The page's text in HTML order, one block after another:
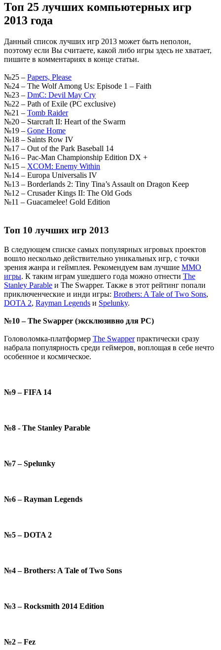
Топ 25 лучших компьютерных игр
2013 года
Данный список лучших игр 2013 может быть неполон,
поэтому если Вы считаете, какой либо игры здесь не хватает,
пишите в комментариях в конце статьи.
№25 – Papers, Please
№24 – The Wolf Among Us: Episode 1 – Faith
№23 – DmC: Devil May Cry
№22 – Path of Exile (PC exclusive)
№21 – Tomb Raider
№20 – Starcraft II: Heart of the Swarm
№19 – Gone Home
№18 – Saints Row IV
№17 – Out of the Park Baseball 14
№16 – Pac-Man Championship Edition DX +
№15 – XCOM: Enemy Within
№14 – Europa Universalis IV
№13 – Borderlands 2: Tiny Tina’s Assault on Dragon Keep
№12 – Crusader Kings II: The Old Gods
№11 – Guacamelee! Gold Edition
Топ 10 лучших игр 2013
В следующем списке самых популярных игровых проектов
вошло несколько действительно уникальных игр, с точки
зрения жанра и геймплея. Рекомендуем вам лучшие ММО
игры. К таким играм ушедшего года можно отнести The
Stanley Parable и The Swapper. Также в этот рейтинг попали
приключенческие и инди игры: Brothers: A Tale of Two Sons,
DOTA 2, Rayman Legends и Spelunky.
№10 – The Swapper (эксклюзивно для PC)
Головоломка-платформер The Swapperпрактически сразу
набрала популярность среди геймеров, воплощая в себе нечто
особенное и космическое.
№9 – FIFA 14
№8 - The Stanley Parable
№7 – Spelunky
№6 – Rayman Legends
№5 – DOTA 2
№4 – Brothers: A Tale of Two Sons
№3 – Rocksmith 2014 Edition
№2 – Fez